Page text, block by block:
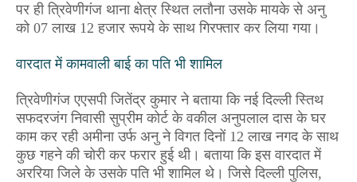
पर ही त्रिवेणीगंज थाना क्षेत्र स्थित लतौना उसके मायके से अनु
को 07 लाख 12 हजार रूपये के साथ गिरफ्तार कर लिया गया।
वारदात में कामवाली बाई का पति भी शामिल
त्रिवेणीगंज एएसपी जितेंद्र कुमार ने बताया कि नई दिल्ली स्तिथ
सफदरजंग निवासी सुप्रीम कोर्ट के वकील अनुपलाल दास के घर
काम कर रही अमीना उर्फ अनु ने विगत दिनों 12लाख नगद के साथ
कुछ गहने की चोरी कर फरार हुई थी। बताया कि इस वारदात में
अररिया जिले के उसके पति भी शामिल थे। जिसे दिल्ली पुलिस,